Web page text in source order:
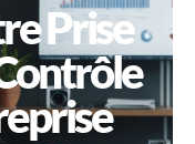
Prise